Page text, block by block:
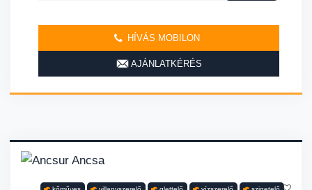
HÍVÁS MOBILON
AJÁNLATKÉRÉS